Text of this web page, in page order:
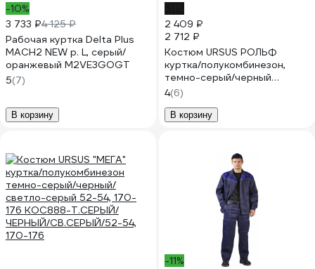
-10%
3 733 ₽4 125 ₽
Рабочая куртка Delta Plus
MACH2 NEW р. L, серый/
оранжевый M2VE3GOGT
5(7)
В корзину
2 409 ₽
2 712 ₽
Костюм URSUS РОЛЬФ
куртка/полукомбинезон,
темно-серый/черный
КОС122-336; 56-58, 182-188
4(6)
В корзину
-11%